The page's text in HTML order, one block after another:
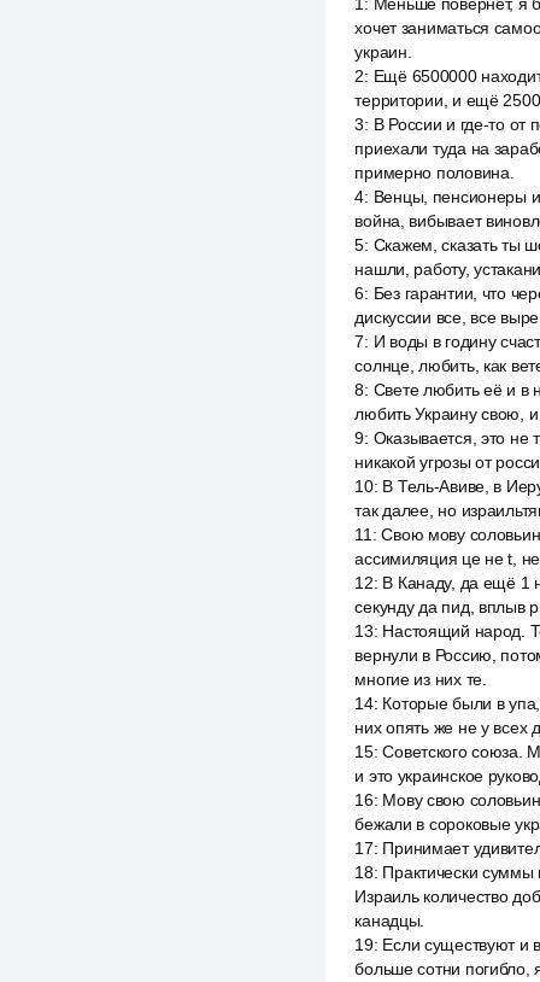
хочет заниматься
украин.
2: Ещё 6500000
территории, и ещё
3: В России и где-то от
приехали туда на
примерно половина.
4: Венцы, пенсионеры и
война, вибывает
5: Скажем, сказать ты
нашли, работу,
6: Без гарантии, что
дискуссии все, все
7: И воды в годину
солнце, любить, как
8: Свете любить её и в
любить Украину свою,
9: Оказывается, это не
никакой угрозы от
10: В Тель-Авиве, в
так далее, но
11 :Свою мову
ассимиляция це не t,
12: В Канаду, да ещё 1
секунду да пид, вплыв
13: Настоящий народ.
вернули в Россию,
многие из них те.
14: Которые были в
них опять же не у всех
15:Советского союза.
и это украинское
16: Мову свою
бежали в сороковые
17: Принимает
18: Практически суммы
Израиль количество
канадцы.
19: Если существуют и
больше сотни погибло,